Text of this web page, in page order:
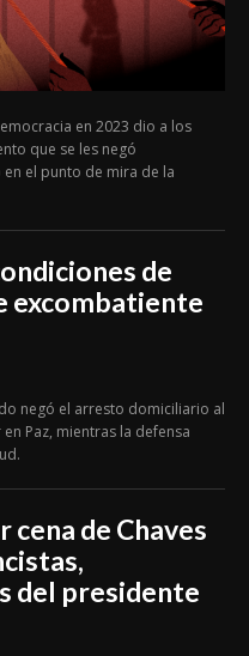
en 2023 dio a los
que se les negó
el punto de mira de la
de
excombatiente
negó el arresto domiciliario al
Paz, mientras la defensa
cena de Chaves
del presidente